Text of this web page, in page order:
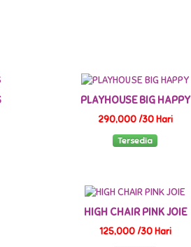
PLAYHOUSE BIG HAPPY
290,000 /30 Hari
Tersedia
HIGH CHAIR PINK JOIE
125,000 /30 Hari